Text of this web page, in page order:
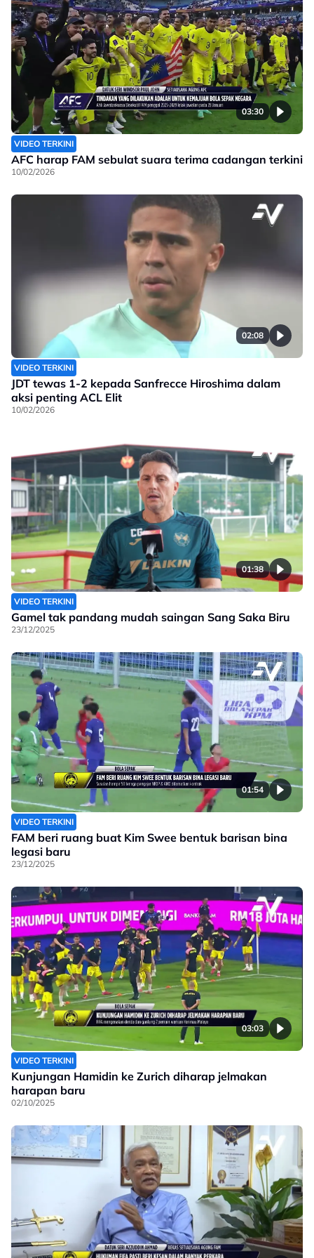
03:30
VIDEO TERKINI
AFC harap FAM sebulat suara terima cadangan terkini
10/02/2026
02:08
VIDEO TERKINI
JDT tewas 1-2 kepada Sanfrecce Hiroshima dalam
aksi penting ACL Elit
10/02/2026
01:38
VIDEO TERKINI
Gamel tak pandang mudah saingan Sang Saka Biru
23/12/2025
01:54
VIDEO TERKINI
FAM beri ruang buat Kim Swee bentuk barisan bina
legasi baru
23/12/2025
03:03
VIDEO TERKINI
Kunjungan Hamidin ke Zurich diharap jelmakan
harapan baru
02/10/2025